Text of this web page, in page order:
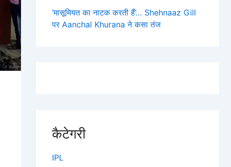
‘मासूमियत का नाटक करती हैं’… Shehnaaz Gill
पर Aanchal Khurana ने कसा तंज
कैटेगरी
IPL